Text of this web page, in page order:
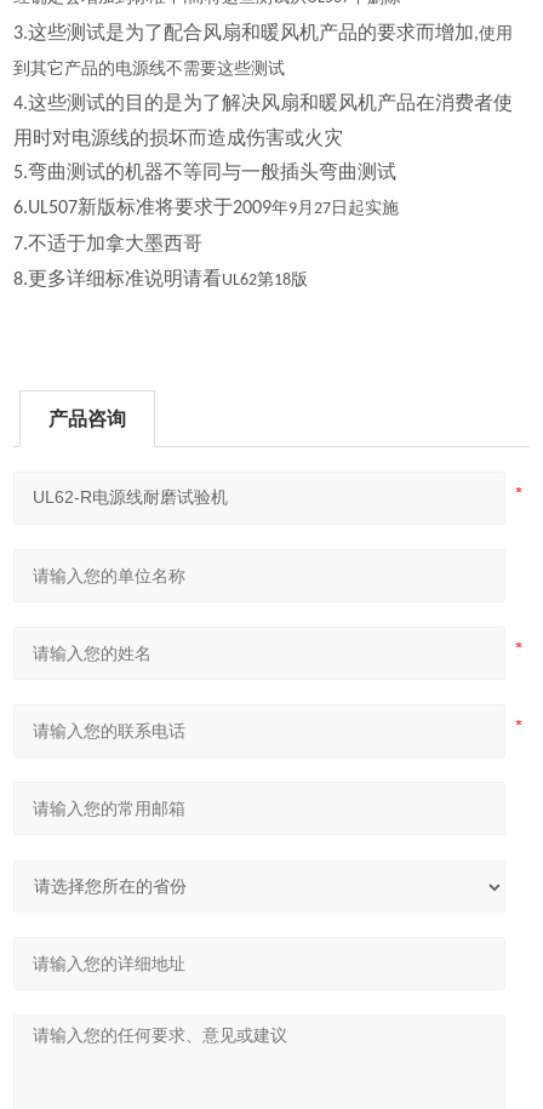
3.这些测试是为了配合风扇和暖风机产品的要求而增加,使用
到其它产品的电源线不需要这些测试
4.这些测试的目的是为了解决风扇和暖风机产品在消费者使
用时对电源线的损坏而造成伤害或火灾
5.弯曲测试的机器不等同与一般插头弯曲测试
6.UL507新版标准将要求于2009年9月27 日起实施
7.不适于加拿大墨西哥
8.更多详细标准说明请看UL62第18版
产品咨询